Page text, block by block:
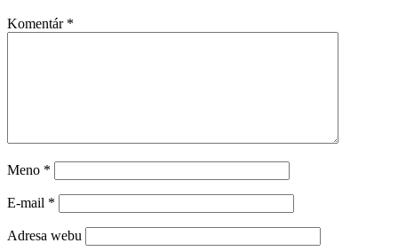
Komentár *
Meno *
E-mail *
Adresa webu